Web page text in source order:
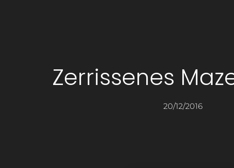
Zerrissenes
20/12/2016